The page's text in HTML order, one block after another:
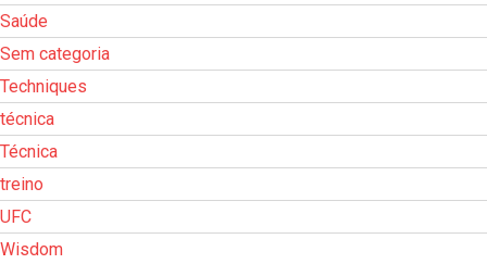
Saúde
Sem categoria
Techniques
técnica
Técnica
treino
UFC
Wisdom